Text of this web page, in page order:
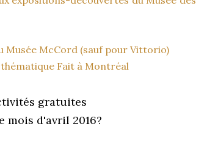
Musée McCord (sauf pour Vittorio)
Fait à Montréal
gratuites
mois d'avril 2016?